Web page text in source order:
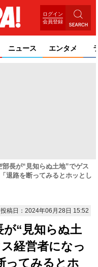
ログイン
会員登録
ニュース エンタメ
部長が“見知らぬ土地”でゲス
退路を断ってみるとホッとし
投稿日：2024年06月28日 15:52
が“見知らぬ土
経営者になっ
ってみるとホ